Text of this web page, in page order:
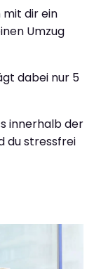
mit dir ein
Umzug
dabei nur 5
innerhalb der
du stressfrei